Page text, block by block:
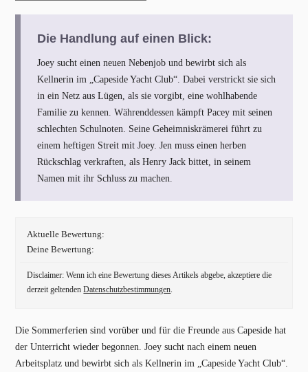
Die Handlung auf einen Blick:
Joey sucht einen neuen Nebenjob und bewirbt sich als
Kellnerin im „Capeside Yacht Club“. Dabei verstrickt sie sich
in ein Netz aus Lügen, als sie vorgibt, eine wohlhabende
Familie zu kennen. Währenddessen kämpft Pacey mit seinen
schlechten Schulnoten. Seine Geheimniskrämerei führt zu
einem heftigen Streit mit Joey. Jen muss einen herben
Rückschlag verkraften, als Henry Jack bittet, in seinem
Namen mit ihr Schluss zu machen.
Aktuelle Bewertung:
Deine Bewertung:
Disclaimer: Wenn ich eine Bewertung dieses Artikels abgebe, akzeptiere die
derzeit geltendenDatenschutzbestimmungen.
Die Sommerferien sind vorüber und für die Freunde aus Capeside hat
der Unterricht wieder begonnen. Joey sucht nach einem neuen
Arbeitsplatz und bewirbt sich als Kellnerin im „Capeside Yacht Club“.